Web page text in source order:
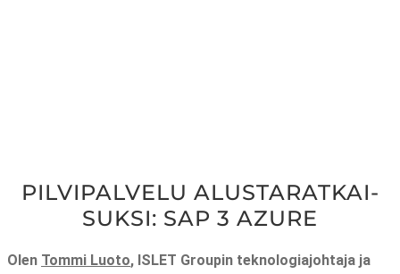
PIL­VI­PAL­VE­LU ALUS­TA­RAT­KAI­
SUK­SI: SAP 3 AZU­RE
Olen Tom­mi Luo­to, ISLET Grou­pin tek­no­lo­gia­joh­ta­ja ja